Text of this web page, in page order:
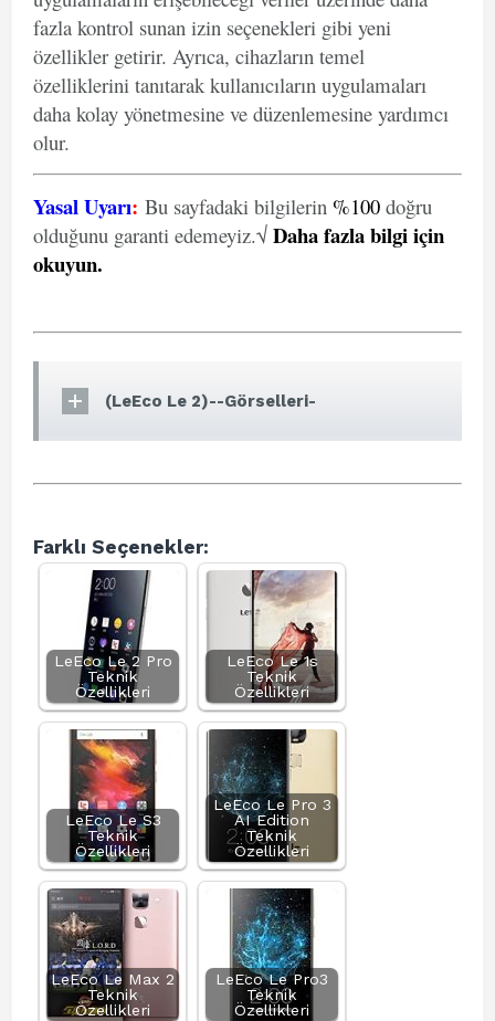
fazla kontrol sunan izin seçenekleri gibi yeni
özellikler getirir. Ayrıca, cihazların temel
özelliklerini tanıtarak kullanıcıların uygulamaları
daha kolay yönetmesine ve düzenlemesine yardımcı
olur.
Yasal Uyarı: Bu sayfadaki bilgilerin %100 doğru
olduğunu garanti edemeyiz.√ Daha fazla bilgi için
okuyun.
(LeEco Le 2)--Görselleri-
Farklı Seçenekler:
LeEco Le 2 Pro
Teknik
Özellikleri
LeEco Le 1s
Teknik
Özellikleri
LeEco Le S3
Teknik
Özellikleri
LeEco Le Pro 3
AI Edition
Teknik
Özellikleri
LeEco Le Max 2
Teknik
Özellikleri
LeEco Le Pro3
Teknik
Özellikleri